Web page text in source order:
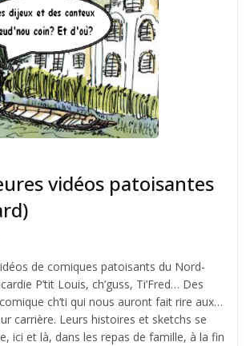
vidéos patoisantes
de comiques patoisants du Nord-
P’tit Louis, ch’guss, Ti’Fred… Des
ch’ti qui nous auront fait rire aux
carrière. Leurs histoires et sketchs se
ici et là, dans les repas de famille, à la fin